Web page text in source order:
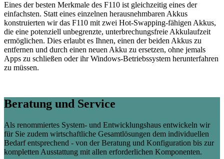
Eines der besten Merkmale des F110 ist gleichzeitig eines der
einfachsten. Statt eines einzelnen herausnehmbaren Akkus
konstruierten wir das F110 mit zwei Hot-Swapping-fähigen Akkus,
die eine potenziell unbegrenzte, unterbrechungsfreie Akkulaufzeit
ermöglichen. Dies erlaubt es Ihnen, einen der beiden Akkus zu
entfernen und durch einen neuen Akku zu ersetzen, ohne jemals
Apps zu schließen oder ihr Windows-Betriebssystem herunterfahren
zu müssen.
Beratung und Service
Als renommiertes System- und Entwicklungshaus entwickeln wir
für Sie zudem wirtschaftliche Gesamtlösungen dem individuellen
Bedarf entsprechend - von der Beratung und Konfiguration bis zur
kompletten Ausstattung mit allen erforderlichen Komponenten.